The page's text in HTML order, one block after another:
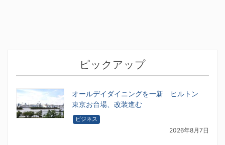
ピックアップ
オールデイダイニングを一新 ヒルトン
東京お台場、改装進む
ビジネス
2026年8月7日